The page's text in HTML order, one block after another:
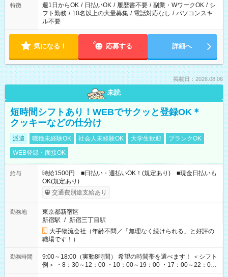
ください！
特徴 週1日からOK / 日払いOK / 履歴書不要 / 副業・WワークOK / シ
フト勤務 / 10名以上の大量募集 / 電話対応なし / パソコンスキ
ル不要
気になる！ 応募する 詳細へ
掲載日：2026.08.06
未読
短時間シフトあり！WEBでサクッと登録OK＊
クッキーなどの仕分け
派遣 職種未経験OK 社会人未経験OK 大学生歓迎
ブランクOK
WEB登録・面接OK
給与
時給1500円 ■日払い・週払いOK！(規定あり) ■現金日払いも
OK(規定あり)
交通費別途支給あり
勤務地
東京都新宿区
新宿駅 / 新宿三丁目駅
大手物流会社（年齢不問／「無理なく続けられる」と好評の
職場です！）
勤務時間
9:00～18:00（実動8時間） 希望の時間帯を選べます！ ＜シフト
例＞ ・8：30～12：00 ・10：00～19：00 ・17：00～22：00
・13：00～22：00 ・22：00～翌6：00 など